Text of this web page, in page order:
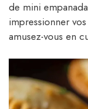
de mini
impressionner
amusez-vous en